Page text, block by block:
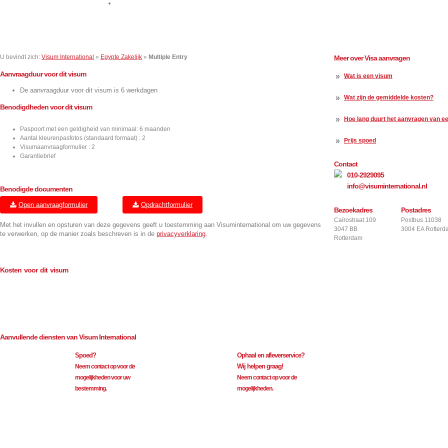
U bevindt zich: Visum International » Egypte Zakelijk » Multiple Entry
Aanvraagduur voor dit visum
De aanvraagduur voor dit visum is 6 werkdagen
Benodigdheden voor dit visum
Paspoort met een geldigheid van minimaal: 6 maanden
Aantal kleurenpasfotos (standaard formaat) : 2
Visumaanvraagformulier : 2
Garantiebrief
Benodigde documenten
Open aanvraagformulier Opdrachtformulier
Met het invullen en opsturen van deze gegevens geeft u toestemming aan Visuminternational om uw gegevens
te verwerken, op de manier zoals beschreven is in de privacyverklaring.
Kosten voor dit visum
Aanvullende diensten van Visum International
Spoed?
Neem contact op voor de
mogelijkheden voor uw
bestemming.
Ophaal en afleverservice?
Wij helpen graag!
Neem contact op voor de
mogelijkheden.
Meer over Visa aanvragen
» Wat is een visum
» Wat zijn de gemiddelde kosten?
» Hoe lang duurt het aanvragen van
» Prijs spoed
Contact
010-2929095
info@visuminternational.nl
Bezoekadres
Caïrostraat 109
3047 BB
Rotterdam
Postadres
Postbus 11038
3004 EA